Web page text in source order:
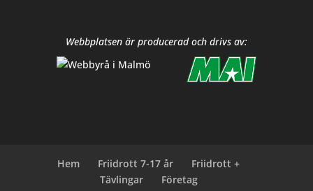
Webbplatsen är producerad och drivs av:
Hem Friidrott 7-17 år
Friidrott +
Tävlingar
Företag